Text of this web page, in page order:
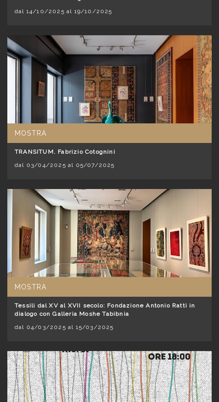
dal 14/10/2025 al 19/10/2025
MOSTRA
TRANSITUM. Fabrizio Cotognini
dal 03/04/2025 al 05/07/2025
MOSTRA
Tessili dal XV al XVII secolo: Fondazione Antonio Ratti in
dialogo con Galleria Moshe Tabibnia
dal 04/03/2025 al 15/03/2025